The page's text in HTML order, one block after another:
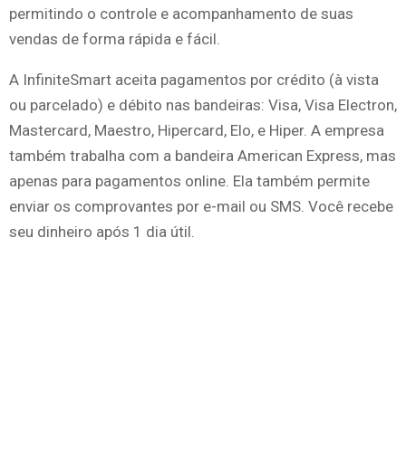
permitindo o controle e acompanhamento de suas
vendas de forma rápida e fácil.
A InfiniteSmart aceita pagamentos por crédito (à vista
ou parcelado) e débito nas bandeiras: Visa, Visa Electron,
Mastercard, Maestro, Hipercard, Elo, e Hiper. A empresa
também trabalha com a bandeira American Express, mas
apenas para pagamentos online. Ela também permite
enviar os comprovantes por e-mail ou SMS. Você recebe
seu dinheiro após 1 dia útil.